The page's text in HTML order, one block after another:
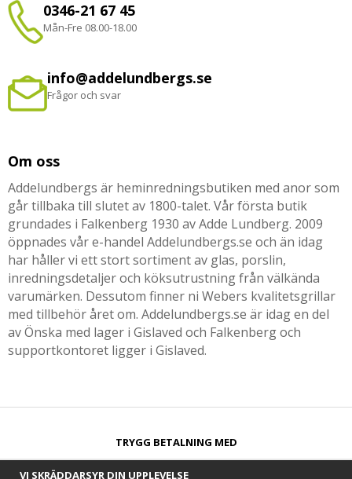
0346-21 67 45
Mån-Fre 08.00-18.00
info@addelundbergs.se
Frågor och svar
Om oss
Addelundbergs är heminredningsbutiken med anor som
går tillbaka till slutet av 1800-talet. Vår första butik
grundades i Falkenberg 1930 av Adde Lundberg. 2009
öppnades vår e-handel Addelundbergs.se och än idag
har håller vi ett stort sortiment av glas, porslin,
inredningsdetaljer och köksutrustning från välkända
varumärken. Dessutom finner ni Webers kvalitetsgrillar
med tillbehör året om. Addelundbergs.se är idag en del
av Önska med lager i Gislaved och Falkenberg och
supportkontoret ligger i Gislaved.
TRYGG BETALNING MED​
VI SKRÄDDARSYR DIN UPPLEVELSE